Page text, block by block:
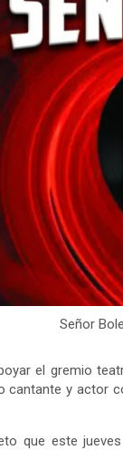
Señor
el gremio
cantante y actor
que este